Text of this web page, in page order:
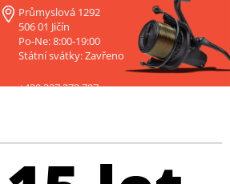
Průmyslová 1292
506 01 Jičín
Po-Ne: 8:00-19:00
Státní svátky: Zavřeno
+420 227 272 797